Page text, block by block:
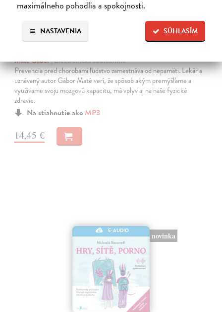
maximálneho pohodlia a spokojnosti.
SÚHLASÍM
NASTAVENIA
Keď telo povie nie
Maté Gábor| Elektronická audiokniha
Prevencia pred chorobami ľudstvo zamestnáva od nepamäti. Lekár a
uznávaný autor Gábor Maté verí, že spôsob akým premýšľame a
využívame svoju mozgovú kapacitu, má vplyv aj na naše fyzické
zdravie.
Na stiahnutie ako MP3
14,45 €
E-AUDIO
novinka